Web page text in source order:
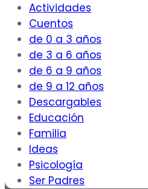
Actividades
Cuentos
de 0 a 3 años
de 3 a 6 años
de 6 a 9 años
de 9 a 12 años
Descargables
Educación
Familia
Ideas
Psicología
Ser Padres